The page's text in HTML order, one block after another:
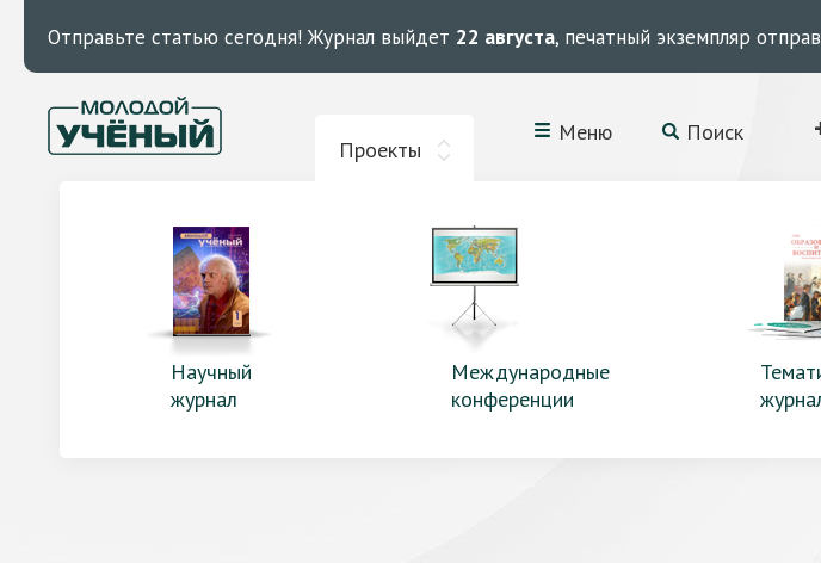
Отправьте статью сегодня! Журнал выйдет 22 августа, печатный экземпляр
Проекты
Меню Поиск
Научный
журнал
Международные
конференции